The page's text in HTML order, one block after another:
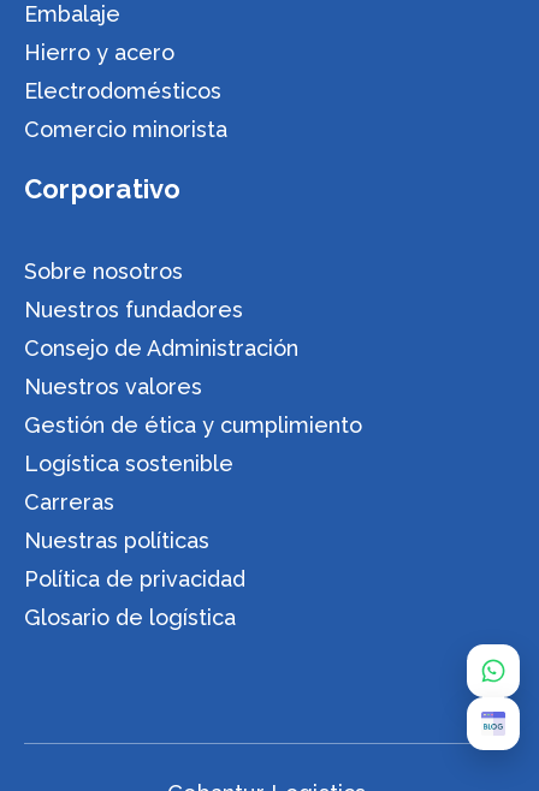
Embalaje
Hierro y acero
Electrodomésticos
Comercio minorista
Corporativo
Sobre nosotros
Nuestros fundadores
Consejo de Administración
Nuestros valores
Gestión de ética y cumplimiento
Logística sostenible
Carreras
Nuestras políticas
Política de privacidad
Glosario de logística